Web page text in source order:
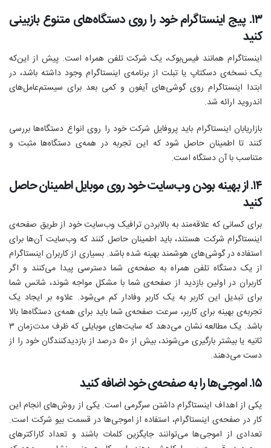
۱۳. پیج اینستاگرام خود را روی دستگاه‌های متنوع بازبینی
کنید
اینستاگرام همانند فیس‌بوک، یک شرکت تلفن همراه است. پیش از این‌که
یک نسخه‌ی دسکتاپ یا تبلت از برنامه‌ی اینستاگرام وجود داشته باشد، در
ابتدا اینستاگرام روی گوشی‌های آیفون و کمی بعد برای سیستم‌عامل‌های
اندروید ارائه شد.
بازاریابان اینستاگرام باید پروفایل شرکت خود را روی انواع دستگاه‌ها بررسی
کنند تا اطمینان حاصل شود که این تجربه در همه‌ی دستگاه‌ها مثبت و
متناسب با آن دستگاه است.
۱۴. از بهینه بودن وب‌سایت خود روی موبایل اطمینان حاصل
کنید
برای کسانی که علاقه‌مند به بالا‌بردن ترافیک وب‌سایت خود از طریق صفحه‌ی
اینستاگرام شرکت هستند، باید اطمینان حاصل کنند که وب‌سایت آن‌ها برای
استفاده در گوشی‌های هوشمند بهینه شده باشد. بسیاری از کاربران اینستاگرام
از یک دستگاه تلفن همراه به صفحه‌ی شما دسترسی پیدا می‌کنند و اگر
کاربران در اولین بازدید از صفحه‌ی شما با مشکل مواجه شوند، شانس شما
برای تبدیل این کاربر به یک کاربر وفادار کم می‌شود. علاوه بر ایجاد یک
تجربه‌ی بهینه برای کاربر، سرعت صفحه‌ی شما باید برای همه‌ی دستگاه‌ها بالا
باشد. یک مطالعه نشان می‌دهد که سایت‌های موبایلی که ظرف مدت‌زمان ۳
ثانیه یا بیشتر بارگیری می‌شوند، بیش از ۵۰ درصد از بازدیدکنندگان خود را از
دست می‌دهند.
۱۵. اموجی‌ها را به صفحه‌ی خود اضافه کنید
یکی از اهداف اینستاگرام داشتن سرگرمی است. یکی از روش‌های انجام این
کار در صفحه‌ی اینستاگرام، استفاده از اموجی‌ها در قسمت بیو شرکت است.
تعدادی از اموجی‌ها می‌توانند جایگزین کلمات باشند و تعداد کاراکترهای